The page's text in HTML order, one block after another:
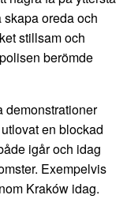
oreda och
stillsam och
berömde
demonstrationer
en blockad
igår och idag
Exempelvis
Kraków idag.